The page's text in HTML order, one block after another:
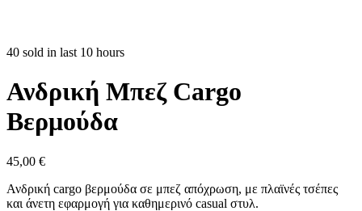
40 sold in last 10 hours
Ανδρική Μπεζ Cargo
Βερμούδα
45,00 €
Ανδρική cargo βερμούδα σε μπεζ απόχρωση, με πλαϊνές τσέπες
και άνετη εφαρμογή για καθημερινό casual στυλ.